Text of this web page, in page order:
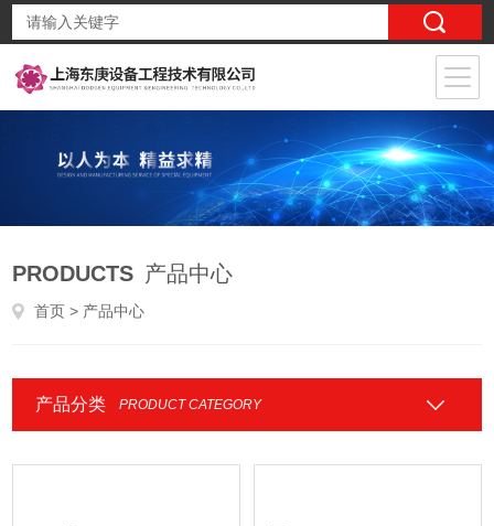
PRODUCTS 产品中心
首页 > 产品中心
产品分类 PRODUCT CATEGORY